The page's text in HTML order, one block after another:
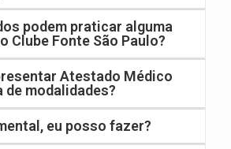
podem praticar alguma
Clube Fonte São Paulo?
Atestado Médico
de modalidades?
eu posso fazer?